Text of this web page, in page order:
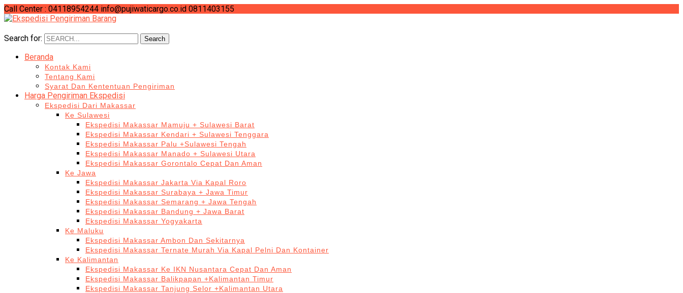
Call Center : 04118954244 info@pujiwaticargo.co.id 0811403155
Search for: Search
Beranda
Kontak Kami
Tentang Kami
Syarat Dan Kententuan Pengiriman
Harga Pengiriman Ekspedisi
Ekspedisi Dari Makassar
Ke Sulawesi
Ekspedisi Makassar Mamuju + Sulawesi Barat
Ekspedisi Makassar Kendari + Sulawesi Tenggara
Ekspedisi Makassar Palu +Sulawesi Tengah
Ekspedisi Makassar Manado + Sulawesi Utara
Ekspedisi Makassar Gorontalo Cepat Dan Aman
Ke Jawa
Ekspedisi Makassar Jakarta Via Kapal Roro
Ekspedisi Makassar Surabaya + Jawa Timur
Ekspedisi Makassar Semarang + Jawa Tengah
Ekspedisi Makassar Bandung + Jawa Barat
Ekspedisi Makassar Yogyakarta
Ke Maluku
Ekspedisi Makassar Ambon Dan Sekitarnya
Ekspedisi Makassar Ternate Murah Via Kapal Pelni Dan Kontainer
Ke Kalimantan
Ekspedisi Makassar Ke IKN Nusantara Cepat Dan Aman
Ekspedisi Makassar Balikpapan +Kalimantan Timur
Ekspedisi Makassar Tanjung Selor +Kalimantan Utara